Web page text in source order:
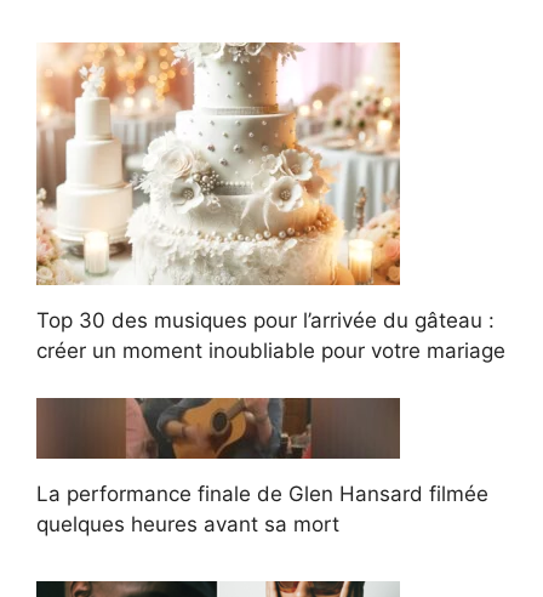
Top 30 des musiques pour l’arrivée du gâteau :
créer un moment inoubliable pour votre mariage
La performance finale de Glen Hansard filmée
quelques heures avant sa mort